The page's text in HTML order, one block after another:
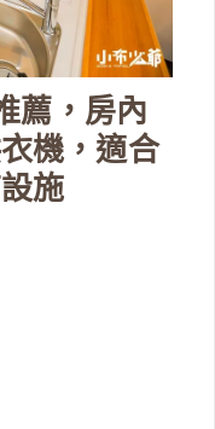
薦，房內
機，適合
施